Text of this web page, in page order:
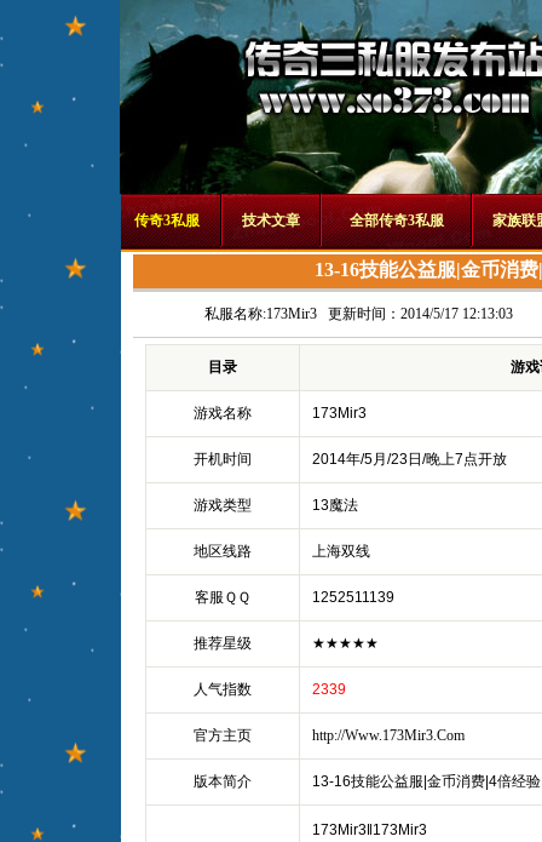
传奇3私服 技术文章 全部传奇3私服 家族联
13-16技能公益服|金币消
私服名称:173Mir3更新时间：2014/5/17 12:13:03
目录 游
游戏名称 173Mir3
开机时间 2014年/5月/23日/晚上7点开放
游戏类型 13魔法
地区线路 上海双线
客服ＱＱ 1252511139
推荐星级 ★★★★★
人气指数 2339
官方主页 http://Www.173Mir3.Com
版本简介 13-16技能公益服|金币消费|4倍经验
173Mir3‖173Mir3